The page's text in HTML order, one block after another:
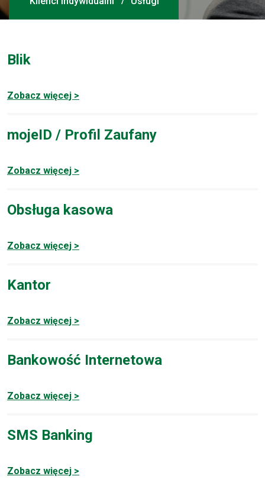
Blik
Zobacz więcej >
mojeID / Profil Zaufany
Zobacz więcej >
Obsługa kasowa
Zobacz więcej >
Kantor
Zobacz więcej >
Bankowość Internetowa
Zobacz więcej >
SMS Banking
Zobacz więcej >